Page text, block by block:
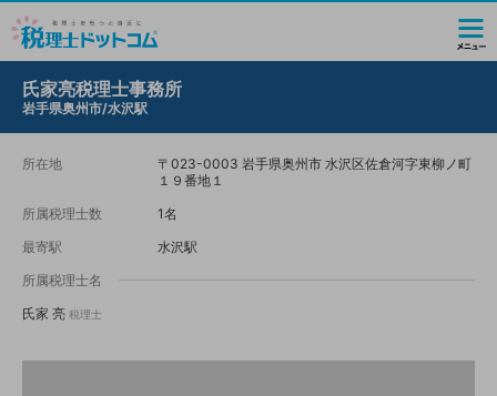
氏家亮税理士事務所
岩手県奥州市/水沢駅
所在地
〒023-0003 岩手県奥州市 水沢区佐倉河字東柳ノ町
１９番地１
所属税理士数
1名
最寄駅
水沢駅
所属税理士名
氏家 亮 税理士